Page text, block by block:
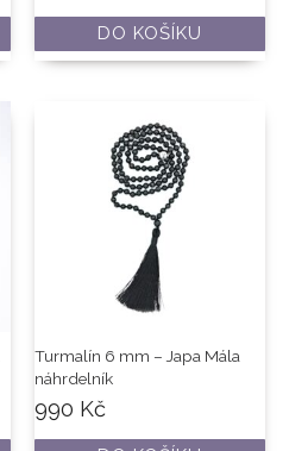
DO KOŠÍKU
Turmalín 6 mm – Japa Mála
náhrdelník
990 Kč